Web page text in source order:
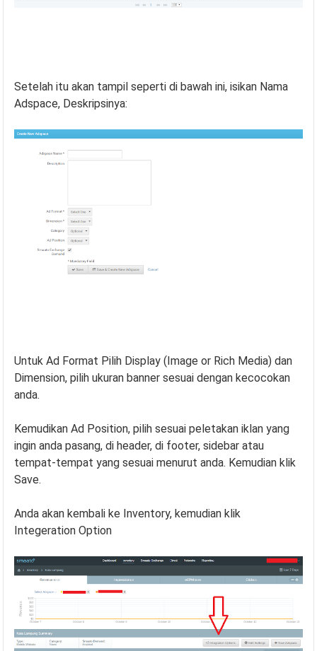
Setelah itu akan tampil seperti di bawah ini, isikan Nama
Adspace, Deskripsinya:
Untuk Ad Format Pilih Display (Image or Rich Media) dan
Dimension, pilih ukuran banner sesuai dengan kecocokan
anda.
Kemudikan Ad Position, pilih sesuai peletakan iklan yang
ingin anda pasang, di header, di footer, sidebar atau
tempat-tempat yang sesuai menurut anda. Kemudian klik
Save.
Anda akan kembali ke Inventory, kemudian klik
Integeration Option